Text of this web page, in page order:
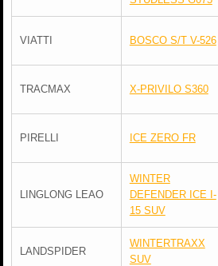
VIATTI BOSCO S/T V-526
TRACMAX X-PRIVILO S360
PIRELLI ICE ZERO FR
LINGLONG LEAO
WINTER
DEFENDER ICE I-
15 SUV
LANDSPIDER
WINTERTRAXX
SUV